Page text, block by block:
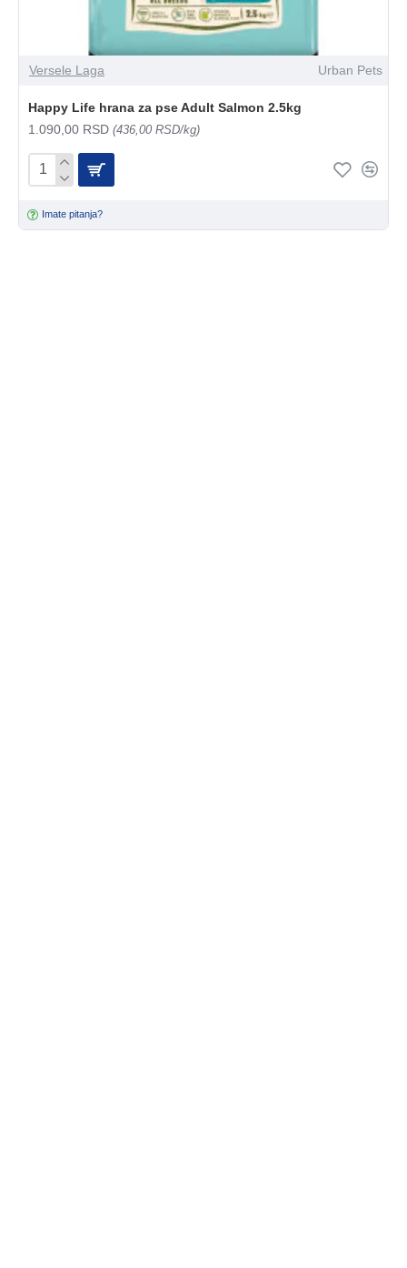
Versele Laga Urban Pets
Happy Life hrana za pse Adult Salmon 2.5kg
1.090,00 RSD (436,00 RSD/kg)
Imate pitanja?